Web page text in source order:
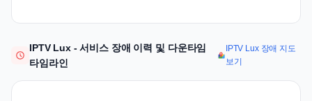
IPTV Lux - 서비스 장애 이력 및 다운타임
타임라인
IPTV Lux 장애 지도
보기